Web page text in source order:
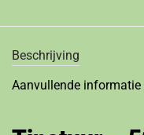
Beschrijving
Aanvullende informatie